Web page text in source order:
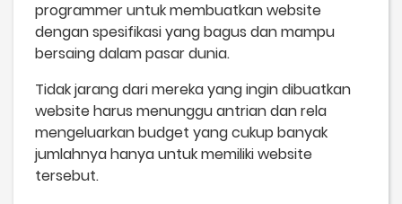
programmer untuk membuatkan website
dengan spesifikasi yang bagus dan mampu
bersaing dalam pasar dunia.
Tidak jarang dari mereka yang ingin dibuatkan
website harus menunggu antrian dan rela
mengeluarkan budget yang cukup banyak
jumlahnya hanya untuk memiliki website
tersebut.